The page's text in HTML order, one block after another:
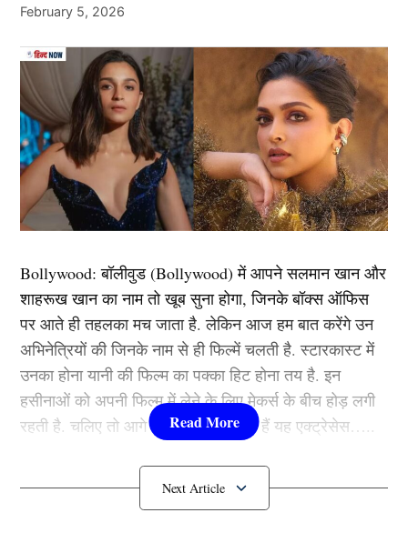
यह सुनने में बड़ा ही अजीब लगता है लेकिन इस मुकाबले में कुछ
ऐसा हुआ जिसकी उम्मीद क्रिकेट फैंस ने कभी नहीं की. क्रिकेट के
इस आंकड़े को कभी भी इंग्लैंड की टीम (England Cricket
Team) याद नहीं रखना चाहेगी. हम यहां चेशायर लीग थर्ड
डिवीजन में हेसलिंगटन और विरल क्रिकेट क्लब के बीच खेले गए
इस मुकाबले में 109 रन के लक्ष्य का पीछा करने जब विरल क्रिकेट
Next Article
February 5, 2026
Bollywood:बॉलीवुड (Bollywood)में आपने सलमान खान और
शाहरूख खान का नाम तो खूब सुना होगा, जिनके बॉक्स ऑफिस
पर आते ही तहलका मच जाता है. लेकिन आज हम बात करेंगे उन
अभिनेत्रियों की जिनके नाम से ही फिल्में चलती है. स्टारकास्ट में
उनका होना यानी की फिल्म का पक्का हिट होना तय है. इन
हसीनाओं को अपनी फिल्म में लेने के लिए मेकर्स के बीच होड़ लगी
रहती है. चलिए तो आगे जानते हैं कौन-कौन हैं यह एक्ट्रेसेस…..
कौन हैंBollywood की यह हसीनाएं?